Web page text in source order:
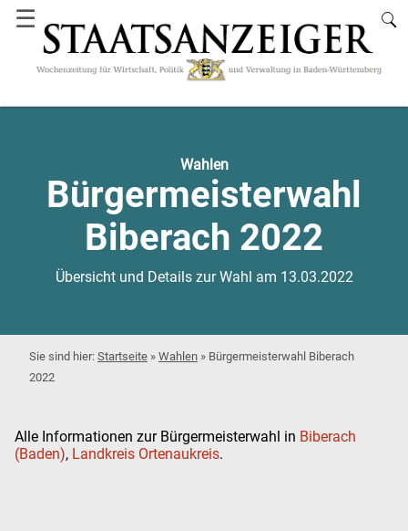
☰
Wahlen
Bürgermeisterwahl
Biberach 2022
Übersicht und Details zur Wahl am 13.03.2022
Startseite » Wahlen » Bürgermeisterwahl Biberach
2022
Alle Informationen zur Bürgermeisterwahl in Biberach
(Baden), Landkreis Ortenaukreis.